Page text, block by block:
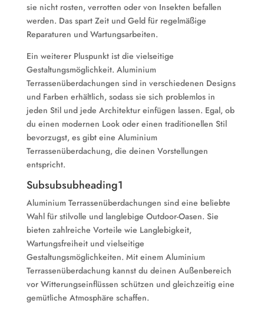
sie nicht rosten, verrotten oder von Insekten befallen
werden. Das spart Zeit und Geld für regelmäßige
Reparaturen und Wartungsarbeiten.
Ein weiterer Pluspunkt ist die vielseitige
Gestaltungsmöglichkeit. Aluminium
Terrassenüberdachungen sind in verschiedenen Designs
und Farben erhältlich, sodass sie sich problemlos in
jeden Stil und jede Architektur einfügen lassen. Egal, ob
du einen modernen Look oder einen traditionellen Stil
bevorzugst, es gibt eine Aluminium
Terrassenüberdachung, die deinen Vorstellungen
entspricht.
Subsubsubheading1
Aluminium Terrassenüberdachungen sind eine beliebte
Wahl für stilvolle und langlebige Outdoor-Oasen. Sie
bieten zahlreiche Vorteile wie Langlebigkeit,
Wartungsfreiheit und vielseitige
Gestaltungsmöglichkeiten. Mit einem Aluminium
Terrassenüberdachung kannst du deinen Außenbereich
vor Witterungseinflüssen schützen und gleichzeitig eine
gemütliche Atmosphäre schaffen.